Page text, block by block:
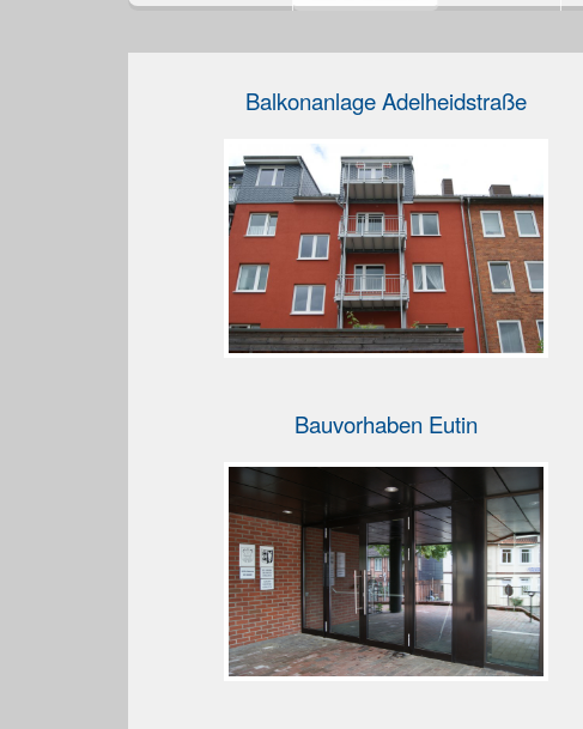
Balkonanlage Adelheidstraße
Bauvorhaben Eutin